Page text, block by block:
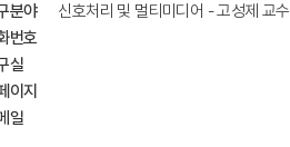
분야
신호처리 및 멀티미디어 - 고성제 교수
번호
실
이지
일